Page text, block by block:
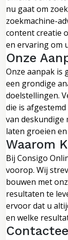
nu gaat om
zoekmachine-
content creatie
en ervaring om
Onze
Onze aanpak is
een grondige
doelstellingen.
die is
van deskundige
laten groeien
Waarom
Bij Consigo
voorop. Wij
bouwen met
resultaten te
ervoor dat u
en welke